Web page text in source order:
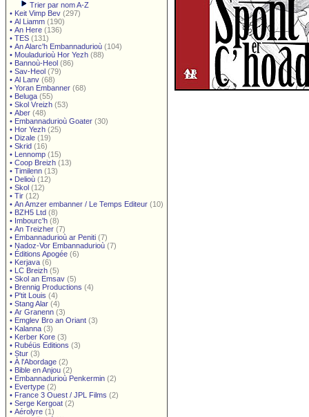
Trier par nom A-Z
• Keit Vimp Bev (297)
• Al Liamm (190)
• An Here (136)
• TES (131)
• An Alarc'h Embannadurioù (104)
• Mouladurioù Hor Yezh (88)
• Bannoù-Heol (86)
• Sav-Heol (79)
• Al Lanv (68)
• Yoran Embanner (68)
• Beluga (55)
• Skol Vreizh (53)
• Aber (48)
• Embannadurioù Goater (30)
• Hor Yezh (25)
• Dizale (19)
• Skrid (16)
• Lennomp (15)
• Coop Breizh (13)
• Timilenn (13)
• Delioù (12)
• Skol (12)
• Tir (12)
• An Amzer embanner / Le Temps Editeur (10)
• BZH5 Ltd (8)
• Imbourc'h (8)
• An Treizher (7)
• Embannadurioù ar Peniti (7)
• Nadoz-Vor Embannadurioù (7)
• Éditions Apogée (6)
• Kerjava (6)
• LC Breizh (5)
• Skol an Emsav (5)
• Brennig Productions (4)
• P'tit Louis (4)
• Stang Alar (4)
• Ar Granenn (3)
• Emglev Bro an Oriant (3)
• Kalanna (3)
• Kerber Kore (3)
• Rubéüs Editions (3)
• Stur (3)
• À l'Abordage (2)
• Bible en Anjou (2)
• Embannadurioù Penkermin (2)
• Evertype (2)
• France 3 Ouest / JPL Films (2)
• Serge Kergoat (2)
• Aérolyre (1)